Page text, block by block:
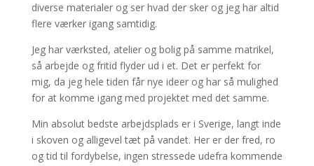
diverse materialer og ser hvad der sker og jeg har altid
flere værker igang samtidig.
Jeg har værksted, atelier og bolig på samme matrikel,
så arbejde og fritid flyder ud i et. Det er perfekt for
mig, da jeg hele tiden får nye ideer og har så mulighed
for at komme igang med projektet med det samme.
Min absolut bedste arbejdsplads er i Sverige, langt inde
i skoven og alligevel tæt på vandet. Her er der fred, ro
og tid til fordybelse, ingen stressede udefra kommende